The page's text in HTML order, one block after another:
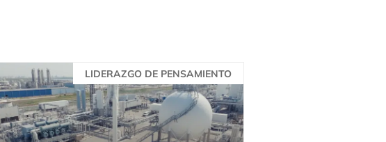
LIDERAZGO DE PENSAMIENTO